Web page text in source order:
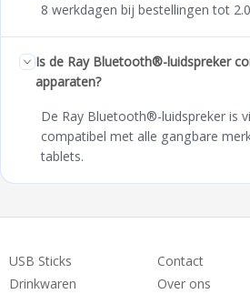
8 werkdagen bij bestellingen tot
Is de Ray Bluetooth®-luidspreker
apparaten?
De Ray Bluetooth®-luidspreker is
compatibel met alle gangbare
tablets.
USB Sticks
Drinkwaren
Contact
Over ons